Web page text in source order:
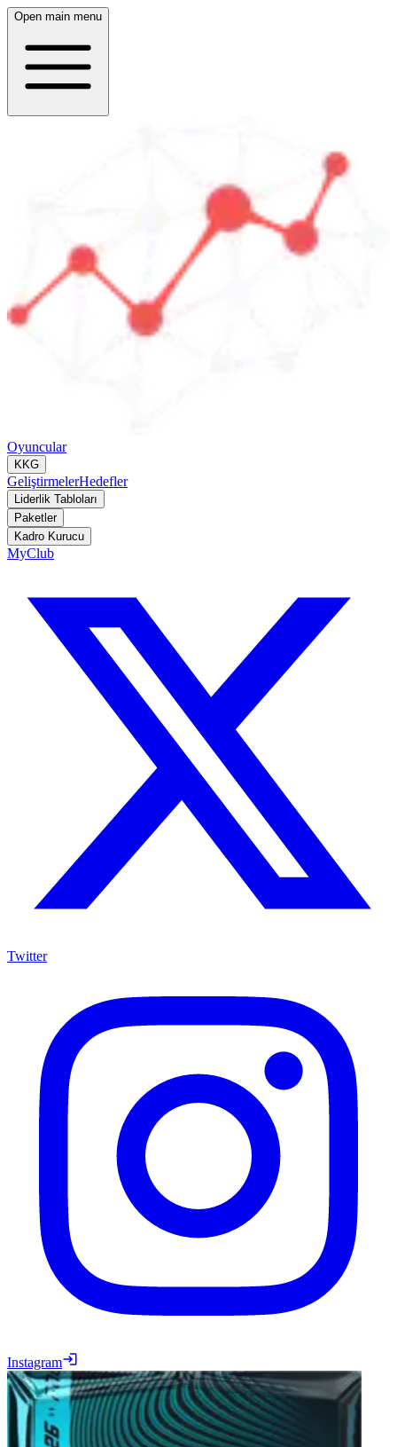
Open main menu
Oyuncular
KKG
GeliştirmelerHedefler
Liderlik Tabloları
Paketler
Kadro Kurucu
MyClub
Twitter
Instagram